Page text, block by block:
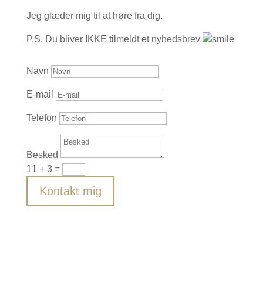
Jeg glæder mig til at høre fra dig.
P.S. Du bliver IKKE tilmeldt et nyhedsbrev
Navn
E-mail
Telefon
Besked
11 + 3=
Kontakt mig